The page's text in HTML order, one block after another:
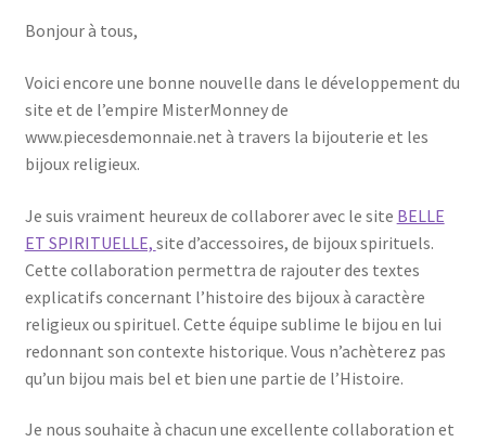
Bonjour à tous,
Voici encore une bonne nouvelle dans le développement du
site et de l’empire MisterMonney de
www.piecesdemonnaie.net à travers la bijouterie et les
bijoux religieux.
Je suis vraiment heureux de collaborer avec le site BELLE
ET SPIRITUELLE, site d’accessoires, de bijoux spirituels.
Cette collaboration permettra de rajouter des textes
explicatifs concernant l’histoire des bijoux à caractère
religieux ou spirituel. Cette équipe sublime le bijou en lui
redonnant son contexte historique. Vous n’achèterez pas
qu’un bijou mais bel et bien une partie de l’Histoire.
Je nous souhaite à chacun une excellente collaboration et